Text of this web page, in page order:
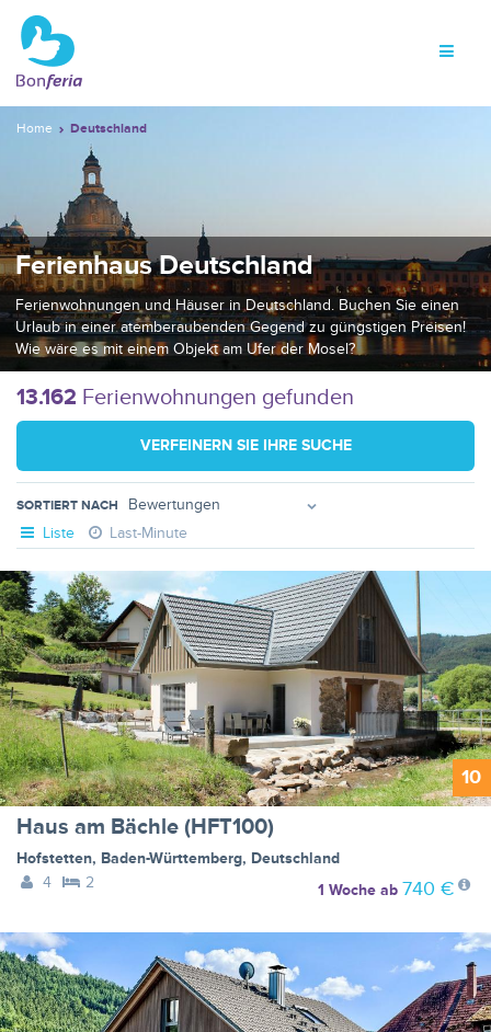
Home Deutschland
Ferienhaus Deutschland
Ferienwohnungen und Häuser in Deutschland. Buchen Sie einen
Urlaub in einer atemberaubenden Gegend zu güngstigen Preisen!
Wie wäre es mit einem Objekt am Ufer der Mosel?
13.162 Ferienwohnungen gefunden
VERFEINERN SIE IHRE SUCHE
SORTIERT NACH
Liste Last-Minute
10
Haus am Bächle (HFT100)
Hofstetten, Baden-Württemberg, Deutschland
4
2 1 Wocheab 740 €